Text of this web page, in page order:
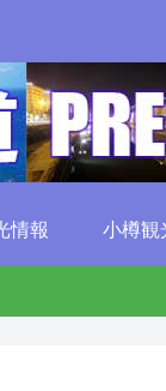
情報 小樽観